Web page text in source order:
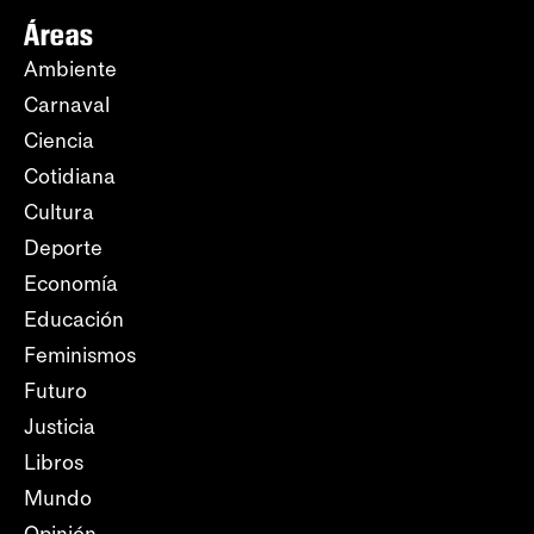
Áreas
Ambiente
Carnaval
Ciencia
Cotidiana
Cultura
Deporte
Economía
Educación
Feminismos
Futuro
Justicia
Libros
Mundo